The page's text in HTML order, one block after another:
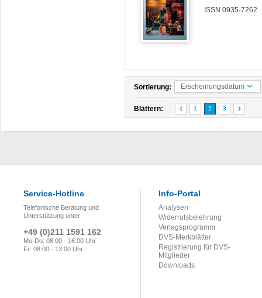
ISSN 0935-7262
Sortierung: Erscheinungsdatum
Blättern: 1 2 3
Service-Hotline
Telefonische Beratung und
Unterstützung unter:
+49 (0)211 1591 162
Mo-Do: 08:00 - 16:00 Uhr
Fr: 08:00 - 13:00 Uhr
Info-Portal
Analysen
Widerrufsbelehrung
Verlagsprogramm
DVS-Merkblätter
Registrierung für DVS-
Mitglieder
Downloads